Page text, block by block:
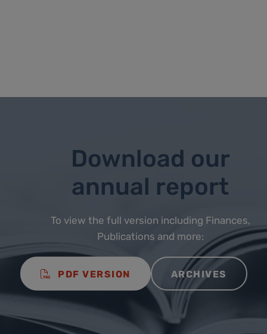
Download our
annual report
To view the full version including Finances,
Publications and more:
PDF VERSION ARCHIVES